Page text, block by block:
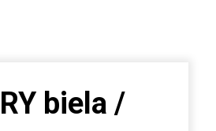
biela /